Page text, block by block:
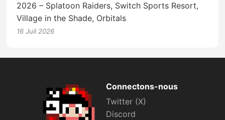
2026 – Splatoon Raiders, Switch Sports Resort,
Village in the Shade, Orbitals
16 Juil 2026
Connectons-nous
Twitter (X)
Discord